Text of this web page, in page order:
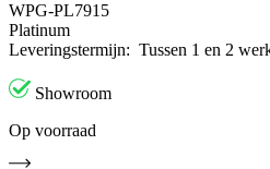
WPG-PL7915
Platinum
Leveringstermijn: Tussen 1 en 2
Showroom
Op voorraad